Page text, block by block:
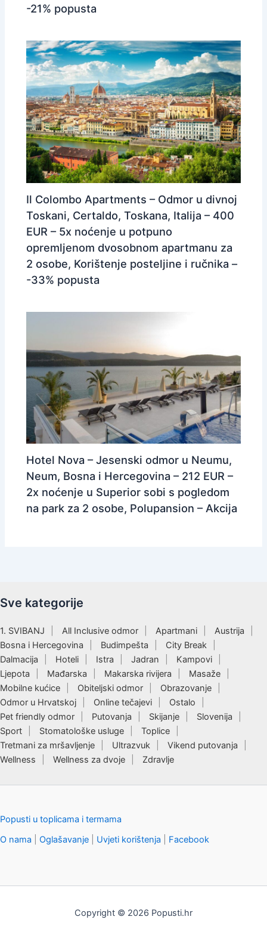
-21% popusta
Il Colombo Apartments – Odmor u divnoj
Toskani, Certaldo, Toskana, Italija – 400
EUR – 5x noćenje u potpuno
opremljenom dvosobnom apartmanu za
2 osobe, Korištenje posteljine i ručnika –
-33% popusta
Hotel Nova – Jesenski odmor u Neumu,
Neum, Bosna i Hercegovina – 212 EUR –
2x noćenje u Superior sobi s pogledom
na park za 2 osobe, Polupansion – Akcija
Sve kategorije
1. SVIBANJ All Inclusive odmor Apartmani
Austrija
Bosna i Hercegovina
Budimpešta
City Break
Dalmacija
Hoteli Istra Jadran
Kampovi
Ljepota
Mađarska Makarska rivijera
Masaže
Mobilne kućice
Obiteljski odmor
Obrazovanje
Odmor u Hrvatskoj
Online tečajevi
Ostalo
Pet friendly odmor
Putovanja Skijanje
Slovenija
Sport
Stomatološke usluge
Toplice
Tretmani za mršavljenje
Ultrazvuk
Vikend putovanja
Wellness
Wellness za dvoje Zdravlje
Popusti u toplicama i termama
O nama
Oglašavanje Uvjeti korištenja Facebook
Copyright © 2026 Popusti.hr